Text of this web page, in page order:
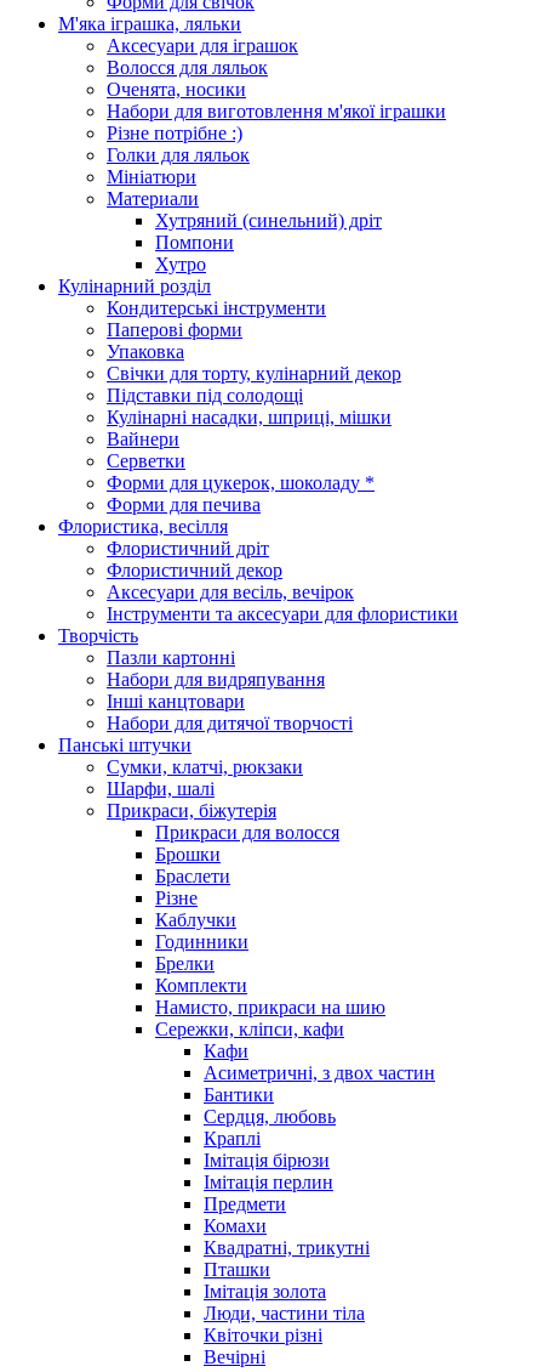
М'яка іграшка, ляльки
Аксесуари для іграшок
Волосся для ляльок
Оченята, носики
Набори для виготовлення м'якої іграшки
Різне потрібне :)
Голки для ляльок
Мініатюри
Материали
Хутряний (синельний) дріт
Помпони
Хутро
Кулінарний розділ
Кондитерські інструменти
Паперові форми
Упаковка
Свічки для торту, кулінарний декор
Підставки під солодощі
Кулінарні насадки, шприці, мішки
Вайнери
Серветки
Форми для цукерок, шоколаду *
Форми для печива
Флористика, весілля
Флористичний дріт
Флористичний декор
Аксесуари для весіль, вечірок
Інструменти та аксесуари для флористики
Творчість
Пазли картонні
Набори для видряпування
Інші канцтовари
Набори для дитячої творчості
Панські штучки
Сумки, клатчі, рюкзаки
Шарфи, шалі
Прикраси, біжутерія
Прикраси для волосся
Брошки
Браслети
Різне
Каблучки
Годинники
Брелки
Комплекти
Намисто, прикраси на шию
Сережки, кліпси, кафи
Кафи
Асиметричні, з двох частин
Бантики
Сердця, любовь
Краплі
Імітація бірюзи
Імітація перлин
Предмети
Комахи
Квадратні, трикутні
Пташки
Імітація золота
Люди, частини тіла
Квіточки різні
Вечірні